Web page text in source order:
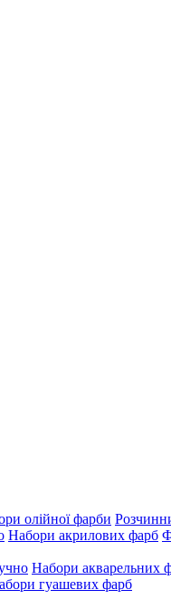
олійної фарби
Набори акрилових фарб
Набори акварельних
гуашевих фарб